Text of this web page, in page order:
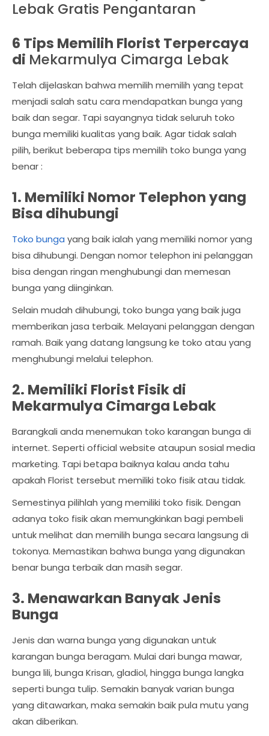
Lebak Gratis Pengantaran
6 Tips Memilih Florist Terpercaya
di Mekarmulya Cimarga Lebak
Telah dijelaskan bahwa memilih memilih yang tepat
menjadi salah satu cara mendapatkan bunga yang
baik dan segar. Tapi sayangnya tidak seluruh toko
bunga memiliki kualitas yang baik. Agar tidak salah
pilih, berikut beberapa tips memilih toko bunga yang
benar :
1. Memiliki Nomor Telephon yang
Bisa dihubungi
Toko bunga yang baik ialah yang memiliki nomor yang
bisa dihubungi. Dengan nomor telephon ini pelanggan
bisa dengan ringan menghubungi dan memesan
bunga yang diinginkan.
Selain mudah dihubungi, toko bunga yang baik juga
memberikan jasa terbaik. Melayani pelanggan dengan
ramah. Baik yang datang langsung ke toko atau yang
menghubungi melalui telephon.
2. Memiliki Florist Fisik di
Mekarmulya Cimarga Lebak
Barangkali anda menemukan toko karangan bunga di
internet. Seperti official website ataupun sosial media
marketing. Tapi betapa baiknya kalau anda tahu
apakah Florist tersebut memiliki toko fisik atau tidak.
Semestinya pilihlah yang memiliki toko fisik. Dengan
adanya toko fisik akan memungkinkan bagi pembeli
untuk melihat dan memilih bunga secara langsung di
tokonya. Memastikan bahwa bunga yang digunakan
benar bunga terbaik dan masih segar.
3. Menawarkan Banyak Jenis
Bunga
Jenis dan warna bunga yang digunakan untuk
karangan bunga beragam. Mulai dari bunga mawar,
bunga lili, bunga Krisan, gladiol, hingga bunga langka
seperti bunga tulip. Semakin banyak varian bunga
yang ditawarkan, maka semakin baik pula mutu yang
akan diberikan.